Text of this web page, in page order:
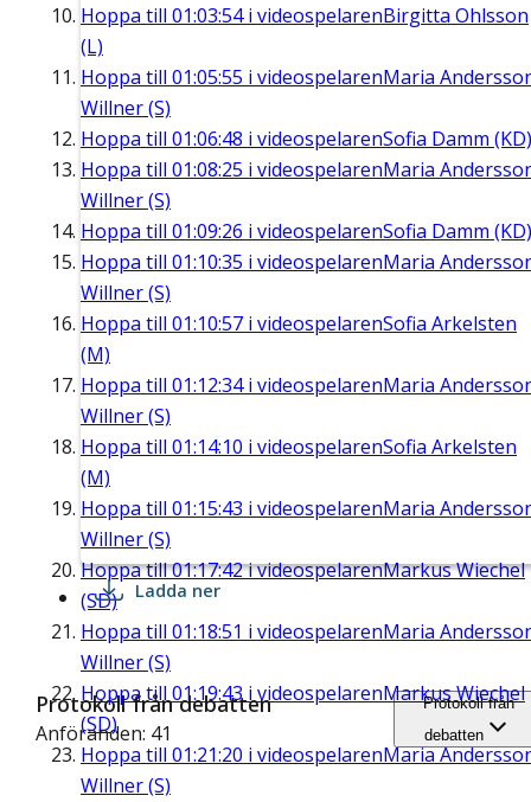
Hoppa till 01:03:54i videospelarenBirgitta Ohlsson
(L)
Hoppa till 01:05:55 i videospelarenMaria
Willner (S)
Hoppa till 01:06:48 i videospelarenSofia Damm (KD)
Hoppa till 01:08:25 i videospelarenMaria
Willner (S)
Hoppa till 01:09:26 i videospelarenSofia Damm (KD)
Hoppa till 01:10:35 i videospelarenMaria
Willner (S)
Hoppa till 01:10:57 i videospelarenSofia Arkelsten
(M)
Hoppa till 01:12:34i videospelarenMaria
Willner (S)
Hoppa till 01:14:10 i videospelarenSofia Arkelsten
(M)
Hoppa till 01:15:43 i videospelarenMaria
Willner (S)
Hoppa till01:17:42i videospelarenMarkus Wiechel
(SD)
Hoppa till 01:18:51 i videospelarenMaria
Willner (S)
Hoppa till 01:19:43 i videospelarenMarkus Wiechel
(SD)
Hoppa till 01:21:20 i videospelarenMaria
Willner (S)
Ladda ner
Protokoll från debatten
Anföranden: 41
Protokoll från
debatten